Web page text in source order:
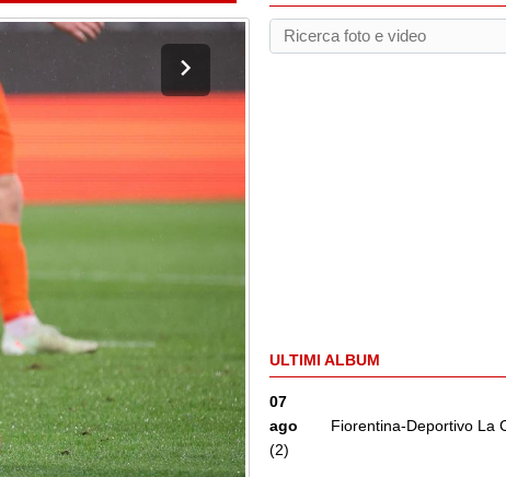
ULTIMI ALBUM
07
ago
Fiorentina-Deportivo La
(2)